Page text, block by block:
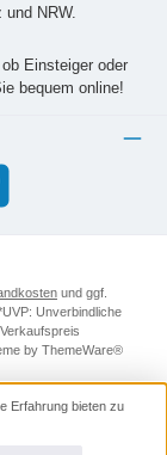
NRW.
Einsteiger oder
bequem online!
und ggf.
Unverbindliche
by ThemeWare®
Erfahrung bieten zu